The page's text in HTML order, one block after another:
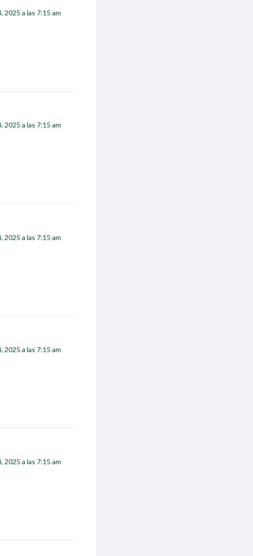
2025 a las 7:15 am
2025 a las 7:15 am
2025 a las 7:15 am
2025 a las 7:15 am
2025 a las 7:15 am